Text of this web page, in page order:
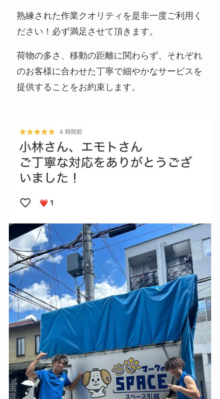
熟練された作業クオリティを是非一度ご利用く
ださい！必ず満足させて頂きます。
荷物の多さ、移動の距離に関わらず、それぞれ
のお客様に合わせた丁寧で細やかなサービスを
提供することをお約束します。